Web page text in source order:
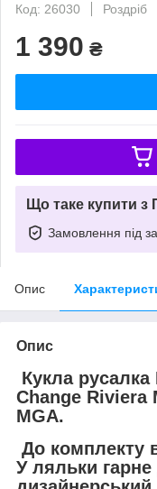
Код: 26030
Роздріб
1 390 ₴
Що таке купити з
Замовлення під
Опис
Опис
Кукла
Change Riviera
MGA.
До комплекту
У ляльки